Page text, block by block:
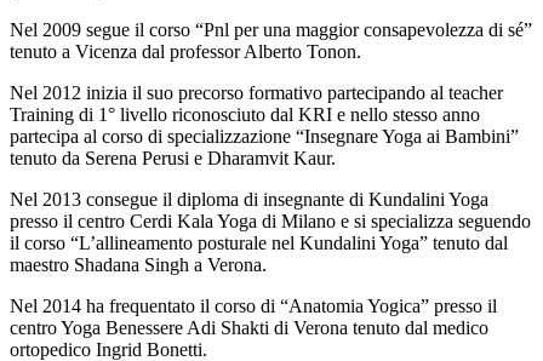
Nel 2009 segue il corso “Pnl per una maggior consapevolezza di sé”
tenuto a Vicenza dal professor Alberto Tonon.
Nel 2012 inizia il suo precorso formativo partecipando al teacher
Training di 1° livello riconosciuto dal KRI e nello stesso anno
partecipa al corso di specializzazione “Insegnare Yoga ai Bambini”
tenuto da Serena Perusi e Dharamvit Kaur.
Nel 2013 consegue il diploma di insegnante di Kundalini Yoga
presso il centro Cerdi Kala Yoga di Milano e si specializza seguendo
il corso “L’allineamento posturale nel Kundalini Yoga” tenuto dal
maestro Shadana Singh a Verona.
Nel 2014 ha frequentato il corso di “Anatomia Yogica” presso il
centro Yoga Benessere Adi Shakti di Verona tenuto dal medico
ortopedico Ingrid Bonetti.